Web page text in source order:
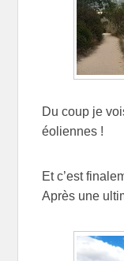
Du coup je
éoliennes !
Et c’est
Après une